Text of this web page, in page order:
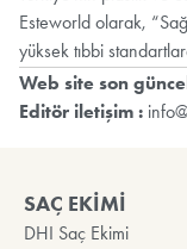
Esteworld olarak,
yüksek tıbbi
Web site son
Editör iletişim :
SAÇ EKİMİ
DHI Saç Ekimi